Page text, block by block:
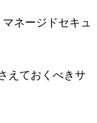
ネージドセキュ
えておくべきサ